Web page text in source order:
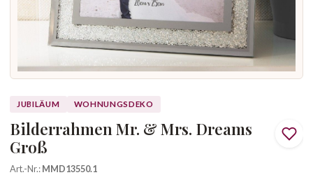
JUBILÄUM WOHNUNGSDEKO
Bilderrahmen Mr. & Mrs. Dreams
Groß
Art.-Nr.:MMD13550.1